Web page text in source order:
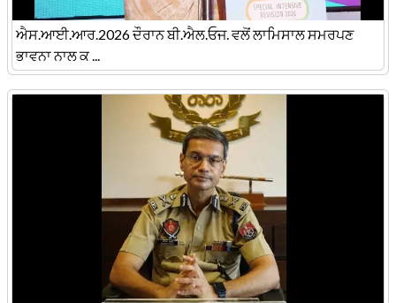
ਐਸ.ਆਈ.ਆਰ.2026 ਦੌਰਾਨ ਬੀ.ਐਲ.ਓਜ. ਵਲੋਂ ਲਾਮਿਸਾਲ ਸਮਰਪਣ
ਭਾਵਨਾ ਨਾਲ ਕ ...